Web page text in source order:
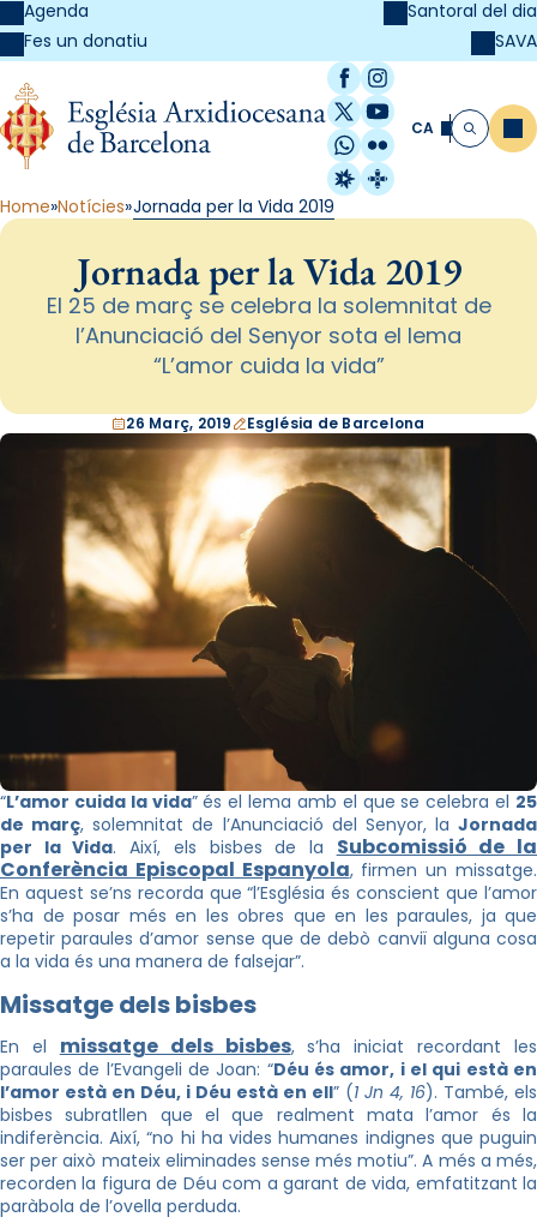
Agenda
Fes un donatiu
Santoral del dia
SAVA
Facebook
Instagram
X / Twitter
YouTube
WhatsApp
Flickr
Radio Estel
Catalunya
CA Cerca
Home Notícies Jornada per la Vida 2019
Jornada per la Vida 2019
El 25 de març se celebra la solemnitat de
l’Anunciació del Senyor sota el lema
“L’amor cuida la vida”
26 Març, 2019 Església de Barcelona
“L’amor cuida la vida” és el lema amb el que se celebra el 25
de març, solemnitat de l’Anunciació del Senyor, la Jornada
per la Vida. Així, els bisbes de la Subcomissió de la
Conferència Episcopal Espanyola, firmen un missatge.
En aquest se’ns recorda que “l’Església és conscient que l’amor
s’ha de posar més en les obres que en les paraules, ja que
repetir paraules d’amor sense que de debò canviï alguna cosa
a la vida és una manera de falsejar”.
Missatge dels bisbes
En el missatge dels bisbes, s’ha iniciat recordant les
paraules de l’Evangeli de Joan: “Déu és amor, i el qui està en
l’amor està en Déu, i Déu està en ell” (1 Jn 4, 16). També, els
bisbes subratllen que el que realment mata l’amor és la
indiferència. Així, “no hi ha vides humanes indignes que puguin
ser per això mateix eliminades sense més motiu”. A més a més,
recorden la figura de Déu com a garant de vida, emfatitzant la
paràbola de l’ovella perduda.